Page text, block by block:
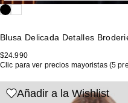
Blusa Delicada Detalles
$24.990
Clic para ver precios mayoristas (5
Añadir a la Wishlist